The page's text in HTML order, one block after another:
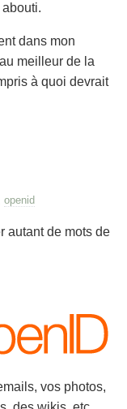
dans mon
meilleur de la
à quoi devrait
,openid
autant de mots de
vos photos,